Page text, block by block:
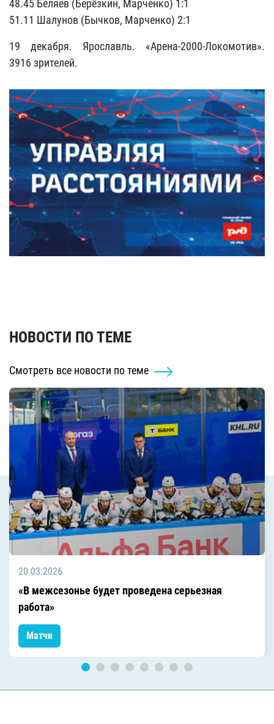
48.45 Беляев (Берёзкин, Марченко) 1:1
51.11 Шалунов (Бычков, Марченко) 2:1
19 декабря. Ярославль. «Арена-2000-Локомотив».
3916 зрителей.
НОВОСТИ ПО ТЕМЕ
Смотреть все новости по теме
20.03.2026
«В межсезонье будет проведена серьезная
работа»
Матчи